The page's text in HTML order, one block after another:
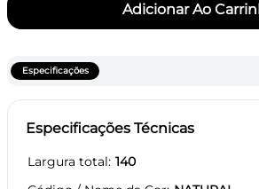
Especificações
Especificações Técnicas
Largura total 140